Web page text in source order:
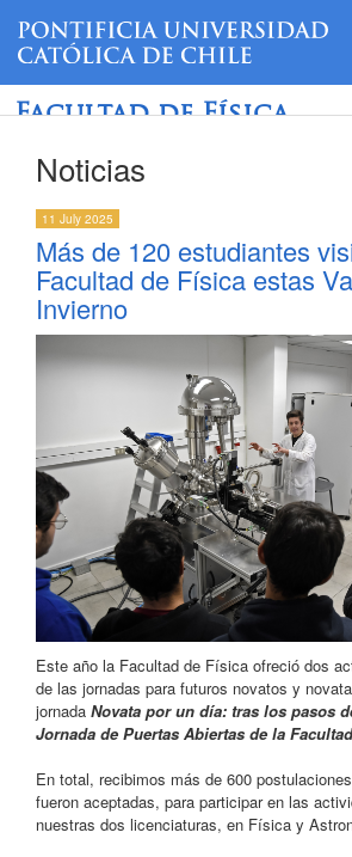
Facultad de Física
Noticias
11 July 2025
Más de 120 estudiantes
Facultad de Física estas
Invierno
Este año la Facultad de Física ofreció dos
de las jornadas para futuros novatos y
jornada Novata por un día: tras los pasos
Jornada de Puertas Abiertas de la
En total, recibimos más de 600
fueron aceptadas, para participar en las
nuestras dos licenciaturas, en Física y